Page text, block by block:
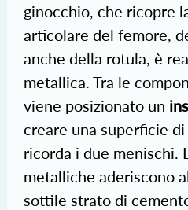
ginocchio, che ricopre
articolare del femore,
anche della rotula, è
metallica. Tra le
viene posizionato un
creare una superficie
ricorda i due menischi.
metalliche aderiscono
sottile strato di